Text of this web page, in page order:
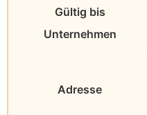
Gültig bis
Unternehmen
Adresse